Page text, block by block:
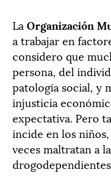
La Organización
a trabajar en
considero que
persona, del
patología social, y
injusticia
expectativa. Pero
incide en los
veces maltratan a